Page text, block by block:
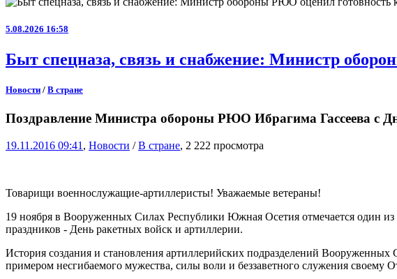
5.08.2026 16:58
Быт спецназа, связь и снабжение: Министр
Новости / В стране
Поздравление Министра обороны РЮО Ибрагима Гассеева с
19.11.2016 09:41 , Новости /В стране, 2 222 просмотра
Товарищи военнослужащие-артиллеристы! Уважаемые ветераны!
19 ноября в Вооруженных Силах Республики Южная Осетия отмечается один
праздников - День ракетных войск и артиллерии.
История создания и становления артиллерийских подразделений
примером несгибаемого мужества, силы воли и беззаветного служения своему